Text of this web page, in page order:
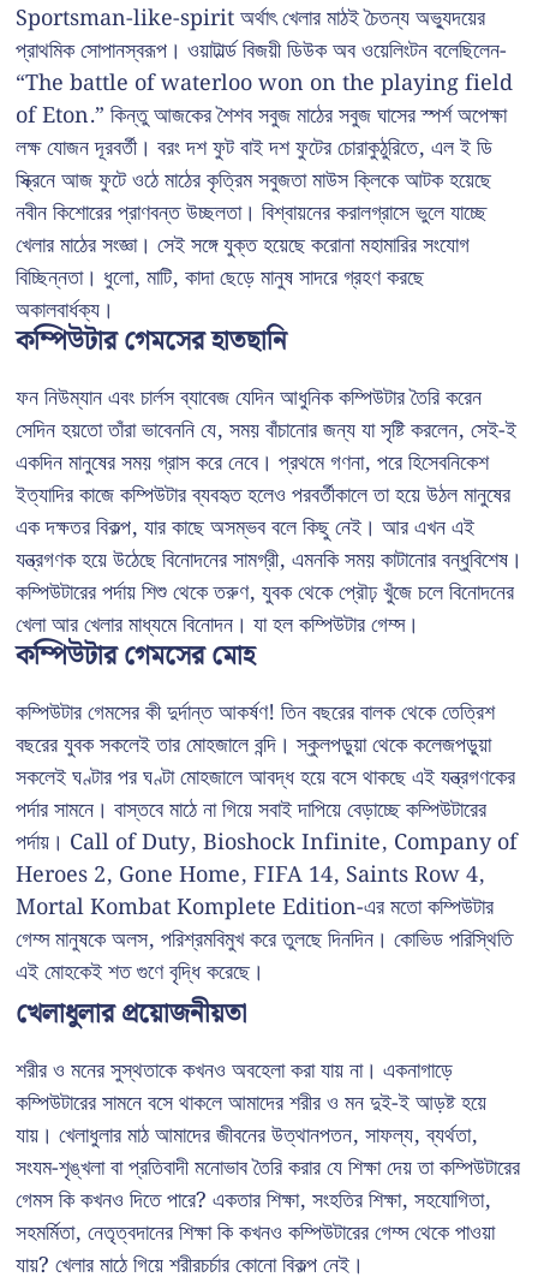
Sportsman-like-spirit অর্থাৎ খেলার মাঠই চৈতন্য অভ্যুদয়ের
প্রাথমিক সোপানস্বরূপ। ওয়াটার্ল্ড বিজয়ী ডিউক অব ওয়েলিংটন বলেছিলেন-
“The battle of waterloo won on the playing field
of Eton.” কিন্তু আজকের শৈশব সবুজ মাঠের সবুজ ঘাসের স্পর্শ অপেক্ষা
লক্ষ যোজন দূরবর্তী। বরং দশ ফুট বাই দশ ফুটের চোরাকুঠুরিতে, এল ই ডি
স্ক্রিনে আজ ফুটে ওঠে মাঠের কৃত্রিম সবুজতা মাউস ক্লিকে আটক হয়েছে
নবীন কিশোরের প্রাণবন্ত উচ্ছলতা। বিশ্বায়নের করালগ্রাসে ভুলে যাচ্ছে
খেলার মাঠের সংজ্ঞা। সেই সঙ্গে যুক্ত হয়েছে করোনা মহামারির সংযোগ
বিচ্ছিন্নতা। ধুলো, মাটি, কাদা ছেড়ে মানুষ সাদরে গ্রহণ করছে
অকালবার্ধক্য।
কম্পিউটার গেমসের হাতছানি
ফন নিউম্যান এবং চার্লস ব্যাবেজ যেদিন আধুনিক কম্পিউটার তৈরি করেন
সেদিন হয়তো তাঁরা ভাবেননি যে, সময় বাঁচানোর জন্য যা সৃষ্টি করলেন, সেই-ই
একদিন মানুষের সময় গ্রাস করে নেবে। প্রথমে গণনা, পরে হিসেবনিকেশ
ইত্যাদির কাজে কম্পিউটার ব্যবহৃত হলেও পরবর্তীকালে তা হয়ে উঠল মানুষের
এক দক্ষতর বিকল্প, যার কাছে অসম্ভব বলে কিছু নেই। আর এখন এই
যন্ত্রগণক হয়ে উঠেছে বিনোদনের সামগ্রী, এমনকি সময় কাটানোর বন্ধুবিশেষ।
কম্পিউটারের পর্দায় শিশু থেকে তরুণ, যুবক থেকে প্রৌঢ় খুঁজে চলে বিনোদনের
খেলা আর খেলার মাধ্যমে বিনোদন। যা হল কম্পিউটার গেম্স।
কম্পিউটার গেমসের মোহ
কম্পিউটার গেমসের কী দুর্দান্ত আকর্ষণ! তিন বছরের বালক থেকে তেত্রিশ
বছরের যুবক সকলেই তার মোহজালে বন্দি। স্কুলপড়ুয়া থেকে কলেজপড়ুয়া
সকলেই ঘণ্টার পর ঘণ্টা মোহজালে আবদ্ধ হয়ে বসে থাকছে এই যন্ত্রগণকের
পর্দার সামনে। বাস্তবে মাঠে না গিয়ে সবাই দাপিয়ে বেড়াচ্ছে কম্পিউটারের
পর্দায়। Call of Duty, Bioshock Infinite, Company of
Heroes 2, Gone Home, FIFA 14, Saints Row 4,
Mortal Kombat Komplete Edition-এর মতো কম্পিউটার
গেম্স মানুষকে অলস, পরিশ্রমবিমুখ করে তুলছে দিনদিন। কোভিড পরিস্থিতি
এই মোহকেই শত গুণে বৃদ্ধি করেছে।
খেলাধুলার প্রয়োজনীয়তা
শরীর ও মনের সুস্থতাকে কখনও অবহেলা করা যায় না। একনাগাড়ে
কম্পিউটারের সামনে বসে থাকলে আমাদের শরীর ও মন দুই-ই আড়ষ্ট হয়ে
যায়। খেলাধুলার মাঠ আমাদের জীবনের উত্থানপতন, সাফল্য, ব্যর্থতা,
সংযম-শৃঙ্খলা বা প্রতিবাদী মনোভাব তৈরি করার যে শিক্ষা দেয় তা কম্পিউটারের
গেমস কি কখনও দিতে পারে? একতার শিক্ষা, সংহতির শিক্ষা, সহযোগিতা,
সহমর্মিতা, নেতৃত্বদানের শিক্ষা কি কখনও কম্পিউটারের গেম্স থেকে পাওয়া
যায়? খেলার মাঠে গিয়ে শরীরচর্চার কোনো বিকল্প নেই।